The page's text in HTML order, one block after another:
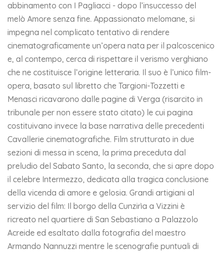
abbinamento con I Pagliacci - dopo l’insuccesso del
melò Amore senza fine. Appassionato melomane, si
impegna nel complicato tentativo di rendere
cinematograficamente un’opera nata per il palcoscenico
e, al contempo, cerca di rispettare il verismo verghiano
che ne costituisce l’origine letteraria. Il suo è l’unico film-
opera, basato sul libretto che Targioni-Tozzetti e
Menasci ricavarono dalle pagine di Verga (risarcito in
tribunale per non essere stato citato) le cui pagina
costituivano invece la base narrativa delle precedenti
Cavallerie cinematografiche. Film strutturato in due
sezioni di messa in scena, la prima preceduta dal
preludio del Sabato Santo, la seconda, che si apre dopo
il celebre Intermezzo, dedicata alla tragica conclusione
della vicenda di amore e gelosia. Grandi artigiani al
servizio del film: Il borgo della Cunzirìa a Vizzini è
ricreato nel quartiere di San Sebastiano a Palazzolo
Acreide ed esaltato dalla fotografia del maestro
Armando Nannuzzi mentre le scenografie puntuali di